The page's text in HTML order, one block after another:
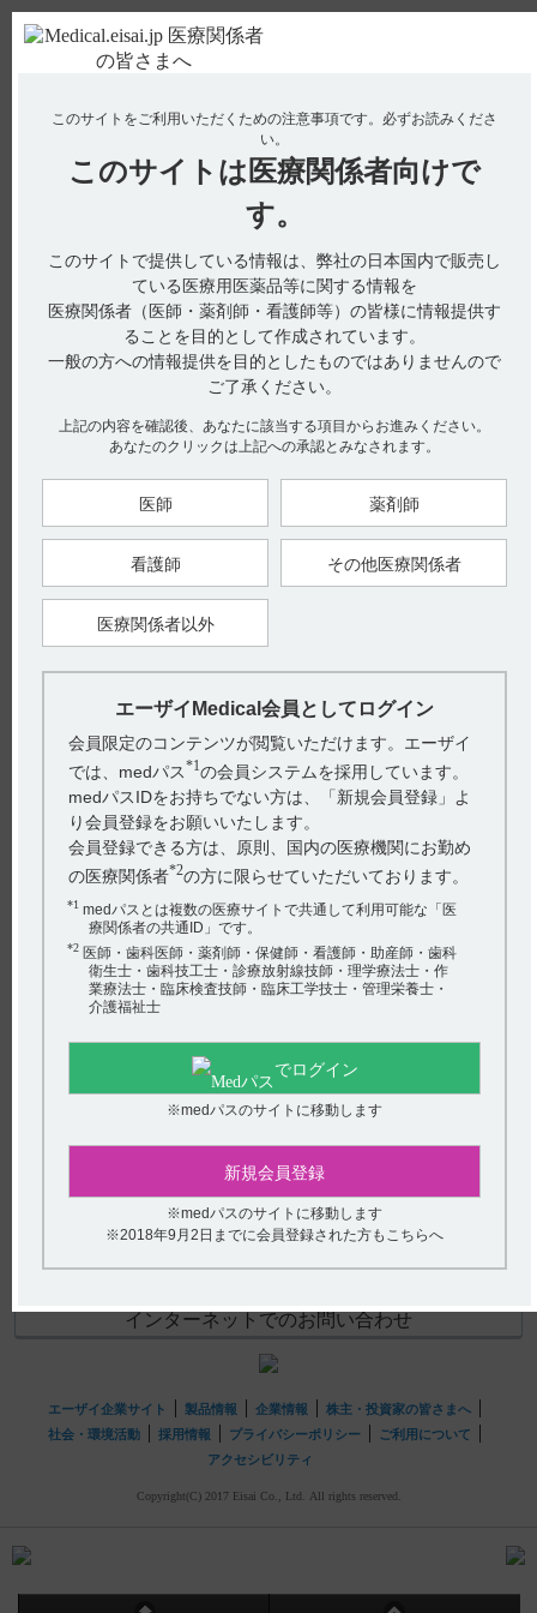
使用期限検索 Drug Information
No : 2313
【ハイコバール】 特定の背景を有する患者に関
する注意事項について教えてください。
【ハイコバール】
特定の背景を有する患者に関する注意事項について教えてくだ
電子添文には、特定の背景を有する患者に関する以下の記載が
9．特定の背景を有する患者に関する注意
小児等を対象とした臨床試験は実施していない。
【引用】
1）ハイコバールカプセル500μg電子添文 2022年12月改訂（第1
版） 9．特定の背景を有する患者に関する注意 9．7小児等
2023年12月
戻る
関連するQ&A
【デエビゴ】 2.5mgや10mgからの投与は可能ですか？
【デエビゴ】 高齢者で有効性・安全性を検討した報告はあ
りますか？
【サイレース・錠】 飲み忘れた場合の対応について教え
てください。
【フィコンパ錠・細粒】 作用機序について教えてくださ
【ユベラ軟膏】 他剤との配合変化に関する情報について
教えてください。
アンケート:ご意見をお聞かせください
(選択してください)
このサイトをご利用いただくための注意事項です。 必ずお読みくださ
い。
このサイトは 医療関係者向けで
す。
このサイトで提供している情報は、弊社の日本国内で販売し
ている医療用医薬品等に関する情報を
医療関係者（医師・薬剤師・看護師等）の皆様に情報提供す
ることを目的として作成されています。
一般の方への情報提供を目的としたものではありませんので
ご了承ください。
上記の内容を確認後、あなたに該当する項目からお進みください。
あなたのクリックは上記への承認とみなされます。
医師 薬剤師
看護師 その他医療関係者
医療関係者以外
エーザイMedical会員としてログイン
会員限定のコンテンツが閲覧いただけます。エーザイ
では、medパス*1の会員システムを採用しています。
medパスIDをお持ちでない方は、「新規会員登録」よ
り会員登録をお願いいたします。
会員登録できる方は、原則、国内の医療機関にお勤め
の医療関係者*2の方に限らせていただいております。
*1 medパスとは複数の医療サイトで共通して利用可能な「医
療関係者の共通ID」です。
*2 医師・歯科医師・薬剤師・保健師・看護師・助産師・歯科
衛生士・歯科技工士・診療放射線技師・理学療法士・作
業療法士・臨床検査技師・臨床工学技士・管理栄養士・
介護福祉士
でログイン
※medパスのサイトに移動します
新規会員登録
※medパスのサイトに移動します
※2018年9月2日までに会員登録された方もこちらへ
hhcホットライン
(平日9時〜18時 土日・祝日9時〜17時)
フリーダイヤル0120-419-497
インターネットでのお問い合わせ
エーザイ企業サイト 製品情報 企業情報
株主・投資家の皆さまへ
社会・環境活動
採用情報 プライバシーポリシー
ご利用について
アクセシビリティ
Copyright(C) 2017 Eisai Co., Ltd. All rights reserved.